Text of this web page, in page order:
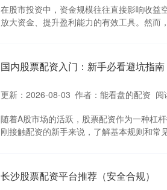
在股市投资中，资金规模往往直接影响收益
放大资金、提升盈利能力的有效工具。然而
国内股票配资入门：新手必看避坑指南
更新：2026-08-03 作者：能看盘的配资 阅
随着A股市场的活跃，股票配资作为一种杠
刚接触配资的新手来说，了解基本规则和常
长沙股票配资平台推荐（安全合规）